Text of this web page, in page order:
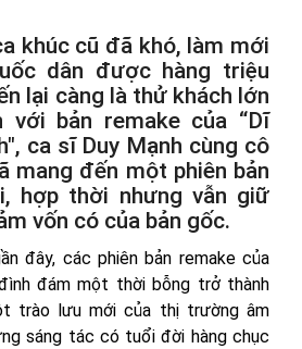
khúc cũ đã khó, làm mới
dân được hàng triệu
lại càng là thử khách lớn
với bản remake của “Dĩ
ca sĩ Duy Mạnh cùng cô
mang đến một phiên bản
hợp thời nhưng vẫn giữ
vốn có của bản gốc.
đây, các phiên bản remake của
đám một thời bỗng trở thành
trào lưu mới của thị trường âm
sáng tác có tuổi đời hàng chục